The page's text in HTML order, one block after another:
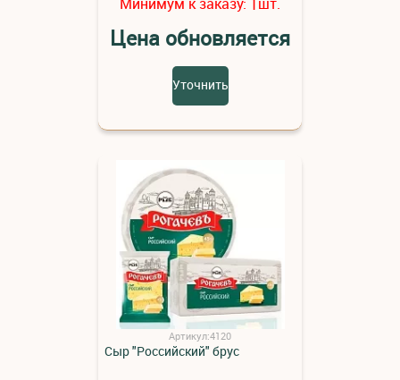
1
Цена обновляется
Уточнить
Артикул:4120
Сыр "Российский" брус